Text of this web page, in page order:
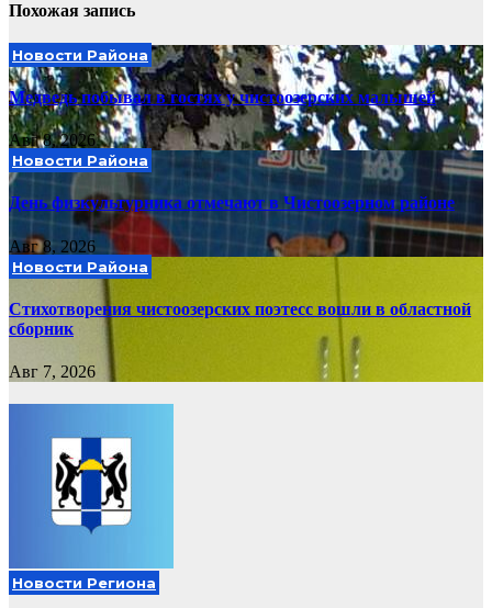
Похожая запись
Новости Района
Медведь побывал в гостях у чистоозерских малышей
Авг 8, 2026
Новости Района
День физкультурника отмечают в Чистоозерном районе
Авг 8, 2026
Новости Района
Стихотворения чистоозерских поэтесс вошли в областной
сборник
Авг 7, 2026
Новости Региона